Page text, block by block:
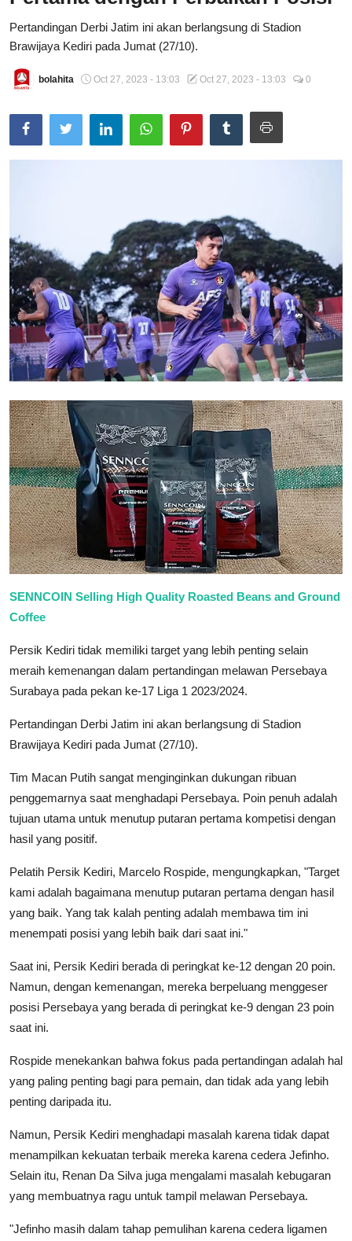
Total Sports
Pedoman Media Siber
Pertandingan Derbi Jatim ini akan berlangsung di Stadion
Brawijaya Kediri pada Jumat (27/10).
bolahita Oct 27, 2023 - 13:03 Oct 27, 2023 - 13:03 0
SENNCOIN Selling High Quality Roasted Beans and Ground
Coffee
Persik Kediri tidak memiliki target yang lebih penting selain
meraih kemenangan dalam pertandingan melawan Persebaya
Surabaya pada pekan ke-17 Liga 1 2023/2024.
Pertandingan Derbi Jatim ini akan berlangsung di Stadion
Brawijaya Kediri pada Jumat (27/10).
Tim Macan Putih sangat menginginkan dukungan ribuan
penggemarnya saat menghadapi Persebaya. Poin penuh adalah
tujuan utama untuk menutup putaran pertama kompetisi dengan
hasil yang positif.
Pelatih Persik Kediri, Marcelo Rospide, mengungkapkan, "Target
kami adalah bagaimana menutup putaran pertama dengan hasil
yang baik. Yang tak kalah penting adalah membawa tim ini
menempati posisi yang lebih baik dari saat ini."
Saat ini, Persik Kediri berada di peringkat ke-12 dengan 20 poin.
Namun, dengan kemenangan, mereka berpeluang menggeser
posisi Persebaya yang berada di peringkat ke-9 dengan 23 poin
saat ini.
Rospide menekankan bahwa fokus pada pertandingan adalah hal
yang paling penting bagi para pemain, dan tidak ada yang lebih
penting daripada itu.
Namun, Persik Kediri menghadapi masalah karena tidak dapat
menampilkan kekuatan terbaik mereka karena cedera Jefinho.
Selain itu, Renan Da Silva juga mengalami masalah kebugaran
yang membuatnya ragu untuk tampil melawan Persebaya.
"Jefinho masih dalam tahap pemulihan karena cedera ligamen